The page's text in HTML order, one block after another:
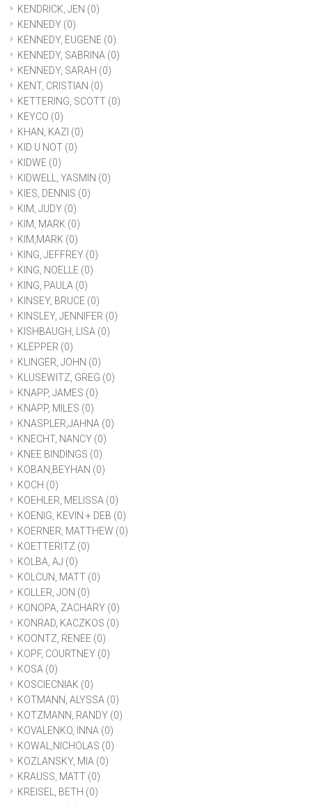
KENDRICK, JEN (0)
KENNEDY (0)
KENNEDY, EUGENE (0)
KENNEDY, SABRINA (0)
KENNEDY, SARAH (0)
KENT, CRISTIAN (0)
KETTERING, SCOTT (0)
KEYCO (0)
KHAN, KAZI (0)
KID U NOT (0)
KIDWE (0)
KIDWELL, YASMIN (0)
KIES, DENNIS (0)
KIM, JUDY (0)
KIM, MARK (0)
KIM,MARK (0)
KING, JEFFREY (0)
KING, NOELLE (0)
KING, PAULA (0)
KINSEY, BRUCE (0)
KINSLEY, JENNIFER (0)
KISHBAUGH, LISA (0)
KLEPPER (0)
KLINGER, JOHN (0)
KLUSEWITZ, GREG (0)
KNAPP, JAMES (0)
KNAPP, MILES (0)
KNASPLER,JAHNA (0)
KNECHT, NANCY (0)
KNEE BINDINGS (0)
KOBAN,BEYHAN (0)
KOCH (0)
KOEHLER, MELISSA (0)
KOENIG, KEVIN + DEB (0)
KOERNER, MATTHEW (0)
KOETTERITZ (0)
KOLBA, AJ (0)
KOLCUN, MATT (0)
KOLLER, JON (0)
KONOPA, ZACHARY (0)
KONRAD, KACZKOS (0)
KOONTZ, RENEE (0)
KOPF, COURTNEY (0)
KOSA (0)
KOSCIECNIAK (0)
KOTMANN, ALYSSA (0)
KOTZMANN, RANDY (0)
KOVALENKO, INNA (0)
KOWAL,NICHOLAS (0)
KOZLANSKY, MIA (0)
KRAUSS, MATT (0)
KREISEL, BETH (0)